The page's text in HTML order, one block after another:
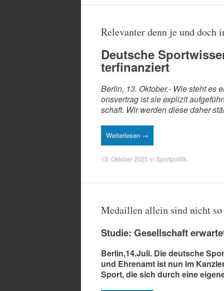
Relevanter denn je und doch
Deutsche
terfinanziert
Berlin, 13. Oktober.- Wie steht es
onsvertrag ist sie explizit
schaft. Wir werden diese daher
Weiterlesen →
13. Oktober 2025 in Sportpolitik
Medaillen allein sind nicht
Studie: Gesellschaft
Berlin,14.Juli. Die deutsche
und Ehrenamt ist nun im
Sport, die sich durch eine